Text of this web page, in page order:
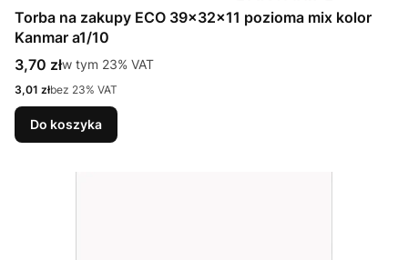
Torba na zakupy ECO 39x32x11 pozioma mix kolor
Kanmar a1/10
Cena brutto
3,70 złw tym %s VAT
w tym 23% VAT
Cena netto
3,01 złbez 23% VAT
Do koszyka